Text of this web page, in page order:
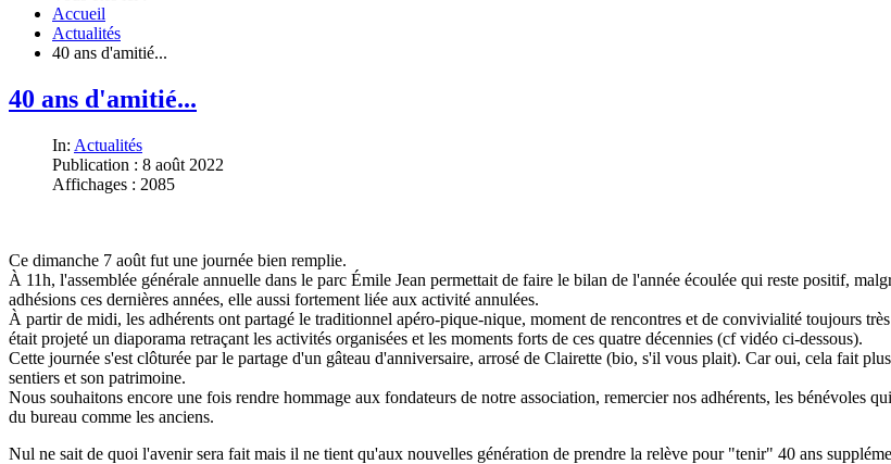
Accueil
Actualités
40 ans d'amitié...
40 ans d'amitié...
In: Actualités
Publication : 8 août 2022
Affichages : 2085
Ce dimanche 7 août fut une journée bien remplie.
À 11h, l'assemblée générale annuelle dans le parc Émile Jean permettait de faire le bilan de l'année écoulée qui reste positif,
adhésions ces dernières années, elle aussi fortement liée aux activité annulées.
À partir de midi, les adhérents ont partagé le traditionnel apéro-pique-nique, moment de rencontres et de convivialité toujours
était projeté un diaporama retraçant les activités organisées et les moments forts de ces quatre décennies (cf vidéo ci-dessous).
Cette journée s'est clôturée par le partage d'un gâteau d'anniversaire, arrosé de Clairette (bio, s'il vous plait). Car oui, cela fait
sentiers et son patrimoine.
Nous souhaitons encore une fois rendre hommage aux fondateurs de notre association, remercier nos adhérents, les bénévoles
du bureau comme les anciens.
Nul ne sait de quoi l'avenir sera fait mais il ne tient qu'aux nouvelles génération de prendre la relève pour "tenir" 40 ans